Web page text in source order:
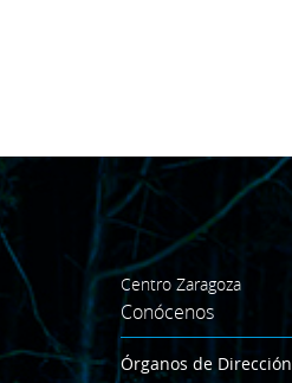
Centro Zaragoza
Conócenos
Órganos de Dirección